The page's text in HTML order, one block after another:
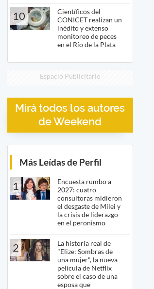
10
Científicos del
CONICET realizan un
inédito y extenso
monitoreo de peces
en el Río de la Plata
Espacio Publicitario
Mirá todos los autores
de Weekend
Más Leídas de Perfil
1
Encuesta rumbo a
2027: cuatro
consultoras midieron
el desgaste de Milei y
la crisis de liderazgo
en el peronismo
2
La historia real de
"Elize: Sombras de
una mujer", la nueva
película de Netflix
sobre el caso de una
esposa que